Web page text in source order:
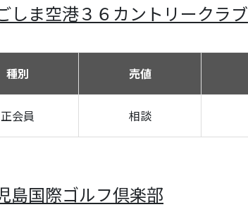
しま空港３６カントリークラブ
種別 売値
正会員 相談
島国際ゴルフ倶楽部